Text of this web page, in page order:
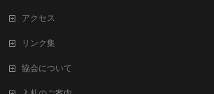
アクセス
リンク集
協会について